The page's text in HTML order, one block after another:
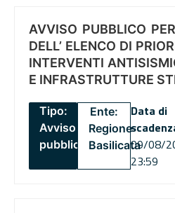
AVVISO PUBBLICO
DELL’ ELENCO DI
INTERVENTI
E INFRASTRUTTURE
Tipo:
Avviso
pubblico
Ente:
Regione
Basilicata
Data di
09/08/
23:59